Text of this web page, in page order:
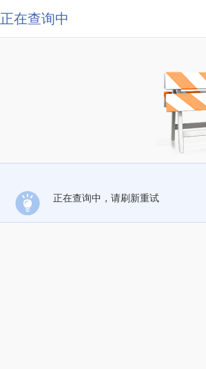
正在查询中
正在查询中，请刷新重试